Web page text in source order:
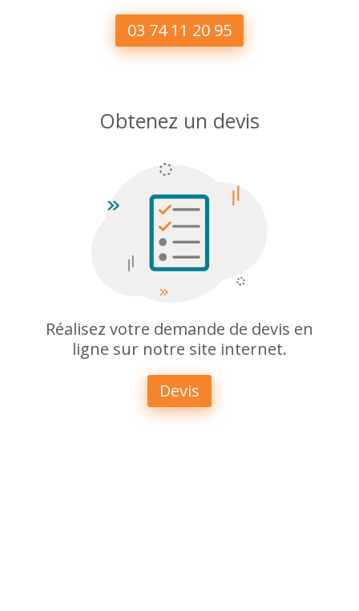
03 74 11 20 95
Obtenez un devis
Réalisez votre demande de devis en
ligne sur notre site internet.
Devis